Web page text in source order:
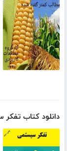
دانلود کتاب